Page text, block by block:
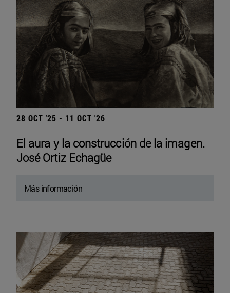
28 OCT '25 - 11 OCT '26
El aura y la construcción de la imagen.
José Ortiz Echagüe
Más información